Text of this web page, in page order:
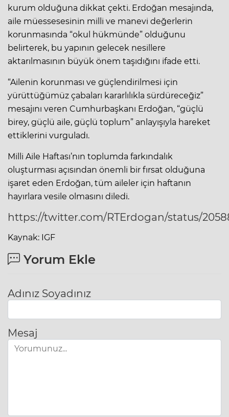
kurum olduğuna dikkat çekti. Erdoğan mesajında,
aile müessesesinin milli ve manevi değerlerin
korunmasında “okul hükmünde” olduğunu
belirterek, bu yapının gelecek nesillere
aktarılmasının büyük önem taşıdığını ifade etti.
“Ailenin korunması ve güçlendirilmesi için
yürüttüğümüz çabaları kararlılıkla sürdüreceğiz”
mesajını veren Cumhurbaşkanı Erdoğan, “güçlü
birey, güçlü aile, güçlü toplum” anlayışıyla hareket
ettiklerini vurguladı.
Milli Aile Haftası’nın toplumda farkındalık
oluşturması açısından önemli bir fırsat olduğuna
işaret eden Erdoğan, tüm aileler için haftanın
hayırlara vesile olmasını diledi.
https://twitter.com/RTErdogan/status/
Kaynak: IGF
Yorum Ekle
Adınız Soyadınız
Mesaj